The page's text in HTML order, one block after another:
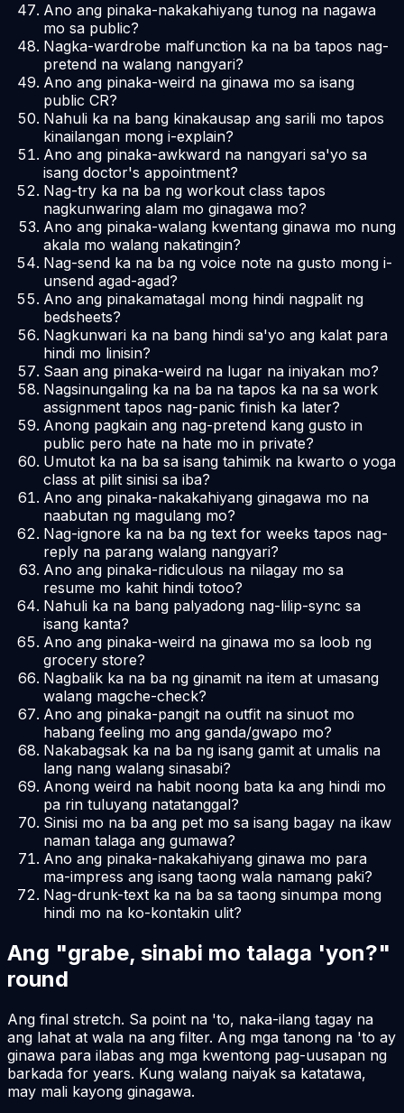
Ano ang pinaka-nakakahiyang tunog na nagawa
mo sa public?
Nagka-wardrobe malfunction ka na ba tapos nag-
pretend na walang nangyari?
Ano ang pinaka-weird na ginawa mo sa isang
public CR?
Nahuli ka na bang kinakausap ang sarili mo tapos
kinailangan mong i-explain?
Ano ang pinaka-awkward na nangyari sa'yo sa
isang doctor's appointment?
Nag-try ka na ba ng workout class tapos
nagkunwaring alam mo ginagawa mo?
Ano ang pinaka-walang kwentang ginawa mo nung
akala mo walang nakatingin?
Nag-send ka na ba ng voice note na gusto mong i-
unsend agad-agad?
Ano ang pinakamatagal mong hindi nagpalit ng
bedsheets?
Nagkunwari ka na bang hindi sa'yo ang kalat para
hindi mo linisin?
Saan ang pinaka-weird na lugar na iniyakan mo?
Nagsinungaling ka na ba na tapos ka na sa work
assignment tapos nag-panic finish ka later?
Anong pagkain ang nag-pretend kang gusto in
public pero hate na hate mo in private?
Umutot ka na ba sa isang tahimik na kwarto o yoga
class at pilit sinisi sa iba?
Ano ang pinaka-nakakahiyang ginagawa mo na
naabutan ng magulang mo?
Nag-ignore ka na ba ng text for weeks tapos nag-
reply na parang walang nangyari?
Ano ang pinaka-ridiculous na nilagay mo sa
resume mo kahit hindi totoo?
Nahuli ka na bang palyadong nag-lilip-sync sa
isang kanta?
Ano ang pinaka-weird na ginawa mo sa loob ng
grocery store?
Nagbalik ka na ba ng ginamit na item at umasang
walang magche-check?
Ano ang pinaka-pangit na outfit na sinuot mo
habang feeling mo ang ganda/gwapo mo?
Nakabagsak ka na ba ng isang gamit at umalis na
lang nang walang sinasabi?
Anong weird na habit noong bata ka ang hindi mo
pa rin tuluyang natatanggal?
Sinisi mo na ba ang pet mo sa isang bagay na ikaw
naman talaga ang gumawa?
Ano ang pinaka-nakakahiyang ginawa mo para
ma-impress ang isang taong wala namang paki?
Nag-drunk-text ka na ba sa taong sinumpa mong
hindi mo na ko-kontakin ulit?
Ang "grabe, sinabi mo talaga 'yon?"
round
Ang final stretch. Sa point na 'to, naka-ilang tagay na
ang lahat at wala na ang filter. Ang mga tanong na 'to ay
ginawa para ilabas ang mga kwentong pag-uusapan ng
barkada for years. Kung walang naiyak sa katatawa,
may mali kayong ginagawa.